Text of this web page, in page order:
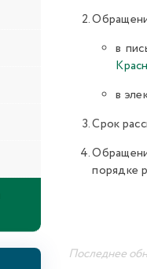
в
в
Срок
порядке
Последнее